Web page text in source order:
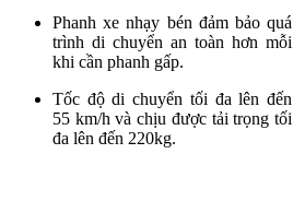
Phanh xe nhạy bén đảm bảo quá
trình di chuyển an toàn hơn mỗi
khi cần phanh gấp.
Tốc độ di chuyển tối đa lên đến
55 km/h và chịu được tải trọng tối
đa lên đến 220kg.